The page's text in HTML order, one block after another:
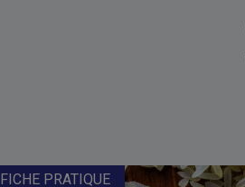
FICHE PRATIQUE